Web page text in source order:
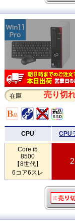
在庫 売り切
CPU CPU
Core i5
8500
【8世代】
6コア6スレ